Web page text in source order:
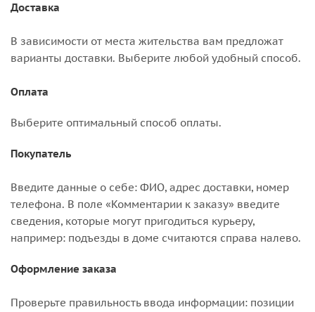
Доставка
В зависимости от места жительства вам предложат
варианты доставки. Выберите любой удобный способ.
Оплата
Выберите оптимальный способ оплаты.
Покупатель
Введите данные о себе: ФИО, адрес доставки, номер
телефона. В поле «Комментарии к заказу» введите
сведения, которые могут пригодиться курьеру,
например: подъезды в доме считаются справа налево.
Оформление заказа
Проверьте правильность ввода информации: позиции